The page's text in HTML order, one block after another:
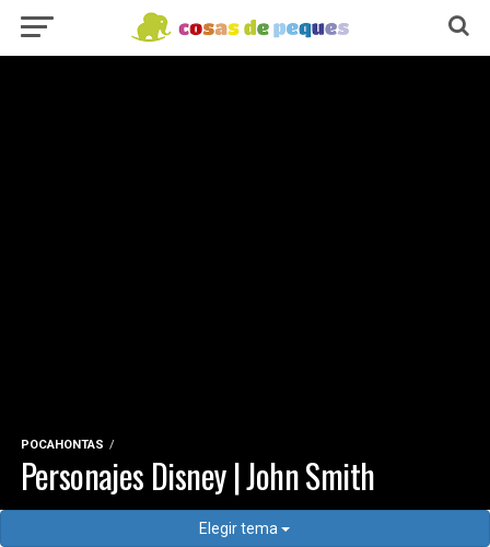
POCAHONTAS
Personajes Disney | John Smith
Elegir tema